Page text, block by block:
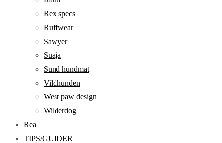
Rex specs
Ruffwear
Sawyer
Suaja
Sund hundmat
Vildhunden
West paw design
Wilderdog
Rea
TIPS/GUIDER